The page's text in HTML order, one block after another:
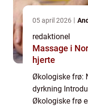
05 april 2026
redaktionel
Massage i
hjerte
Økologiske frø:
dyrkning
Økologiske frø